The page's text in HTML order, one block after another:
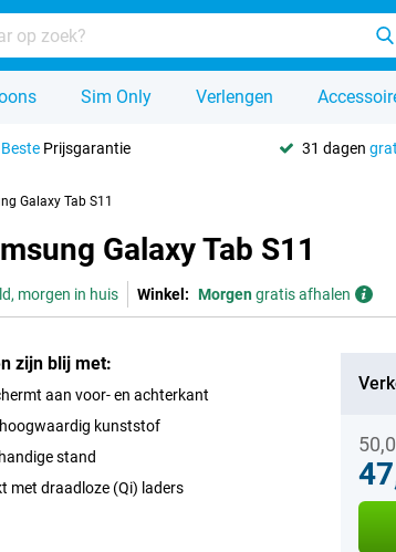
Sim Only Verlengen
Beste Prijsgarantie 31 dagen
Galaxy Tab S11
Galaxy Tab S11
morgen in huis Winkel: Morgengratis afhalen
zijn blij met:
aan voor- en achterkant
kunststof
stand
met draadloze (Qi) laders